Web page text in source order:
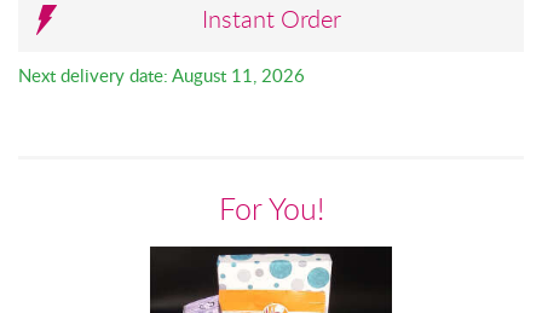
Instant Order
Next delivery date: August 11, 2026
For You!